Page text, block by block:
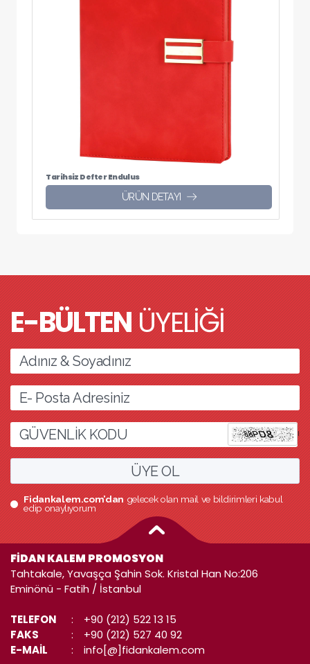
Tarihsiz Defter Endulus
ÜRÜN DETAYI
E-BÜLTENÜYELİĞİ
l
ÜYE OL
Fidankalem.com’dangelecek olan mail ve bildirimleri kabul
edip onaylıyorum
FİDAN KALEM PROMOSYON
Tahtakale, Yavaşça Şahin Sok. Kristal Han No:206
Eminönü - Fatih / İstanbul
TELEFON :
+90 (212) 522 13 15
FAKS
:
+90 (212) 527 40 92
E-MAİL
: info[@]fidankalem.com